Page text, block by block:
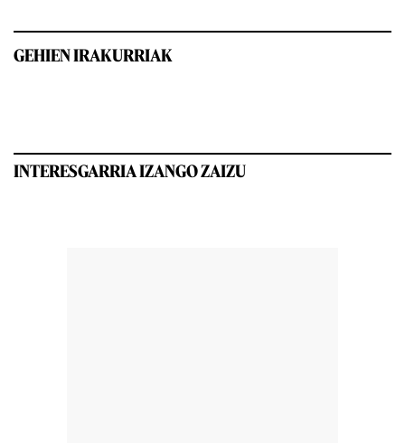
GEHIEN IRAKURRIAK
INTERESGARRIA IZANGO ZAIZU